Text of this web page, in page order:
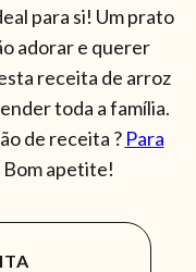
para si! Um prato
adorar e querer
receita de arroz
toda a família.
de receita ? Para
Bom apetite!